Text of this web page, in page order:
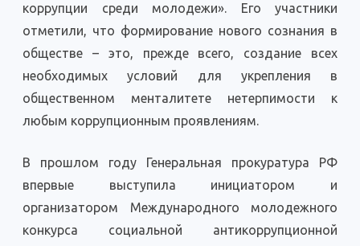
коррупции среди молодежи». Его участники
отметили, что формирование нового сознания в
обществе – это, прежде всего, создание всех
необходимых условий для укрепления в
общественном менталитете нетерпимости к
любым коррупционным проявлениям.
В прошлом году Генеральная прокуратура РФ
впервые выступила инициатором и
организатором Международного молодежного
конкурса социальной антикоррупционной